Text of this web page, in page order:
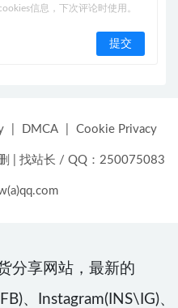
信息，下次评论时使用。
DMCA Cookie Privacy
找站长 / QQ：250075083
分享网站，最新的
、Instagram(INS\IG)、